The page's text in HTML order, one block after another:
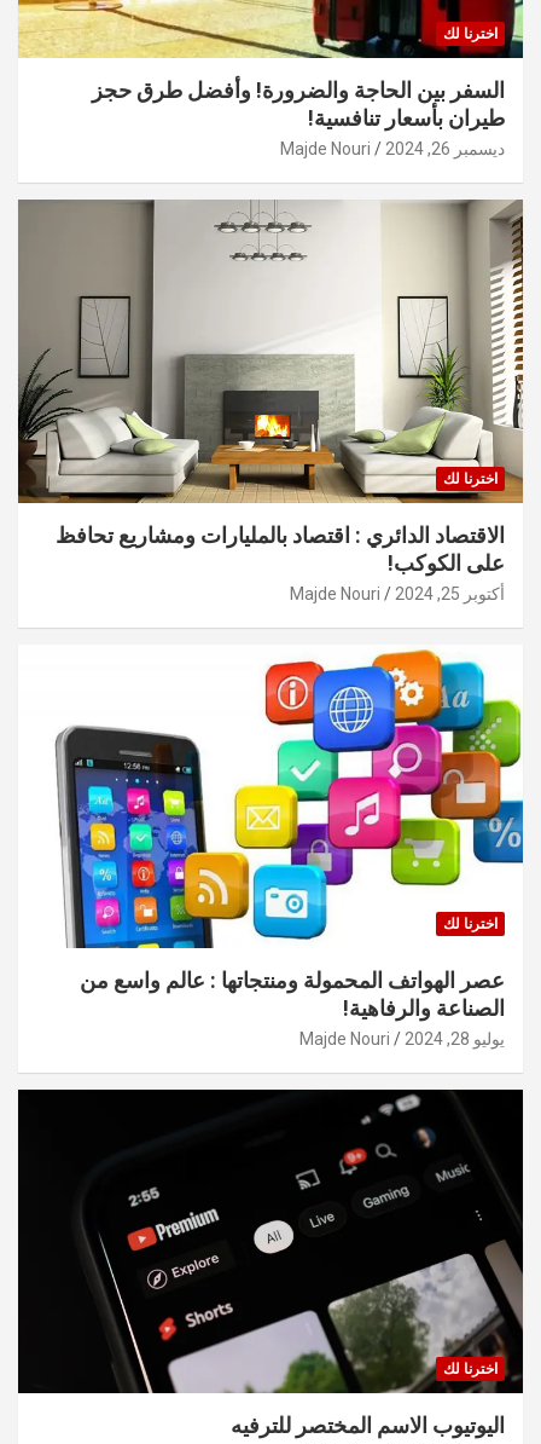
اخترنا لك
السفر بين الحاجة والضرورة! وأفضل طرق حجز
طيران بأسعار تنافسية!
ديسمبر 26, 2024 Majde Nouri
اخترنا لك
الاقتصاد الدائري : اقتصاد بالمليارات ومشاريع تحافظ
على الكوكب!
أكتوبر 25, 2024 Majde Nouri
اخترنا لك
عصر الهواتف المحمولة ومنتجاتها : عالم واسع من
الصناعة والرفاهية!
يوليو 28, 2024 Majde Nouri
اخترنا لك
اليوتيوب الاسم المختصر للترفيه